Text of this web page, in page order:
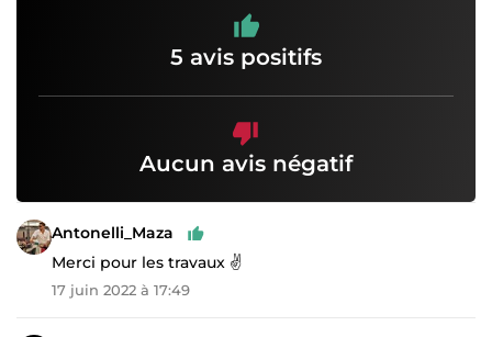
5 avis positifs
Aucun avis négatif
Antonelli_Maza
Merci pour les travaux ✌️
17 juin 2022 à 17:49